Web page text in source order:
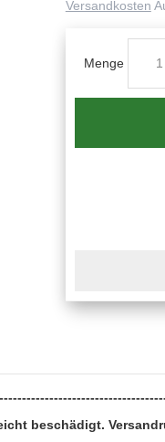
Versandkosten
Menge
beschädigt.